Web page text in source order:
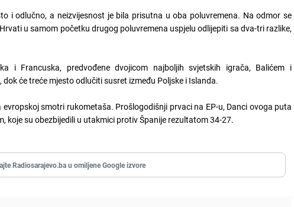
i odlučno, a neizvijesnost je bila prisutna u oba poluvremena. Na odmor se
u samom početku drugog poluvremena uspjelu odlijepiti sa dva-tri razlike,
i Francuska, predvođene dvojicom najboljih svjetskih igrača, Balićem i
će treće mjesto odlučiti susret između Poljske i Islanda.
smotri rukometaša. Prošlogodišnji prvaci na EP-u, Danci ovoga puta
koje su obezbijedili u utakmici protiv Španije rezultatom 34-27.
Radiosarajevo.ba u omiljene Google izvore